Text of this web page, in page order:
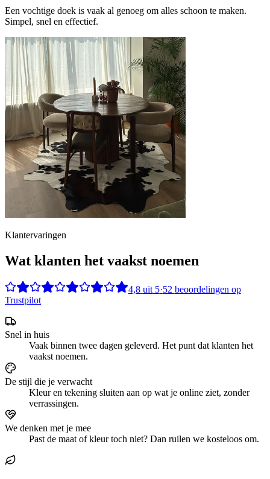
Een vochtige doek is vaak al genoeg om alles schoon te maken.
Simpel, snel en effectief.
Klantervaringen
Wat klanten het vaakst noemen
4,8 uit5·52 beoordelingen op
Trustpilot
Snel in huis
Vaak binnen twee dagen geleverd. Het punt dat klanten het
vaakst noemen.
De stijl die je verwacht
Kleur en tekening sluiten aan op wat je online ziet, zonder
verrassingen.
We denken met je mee
Past de maat of kleur toch niet? Dan ruilen we kosteloos om.